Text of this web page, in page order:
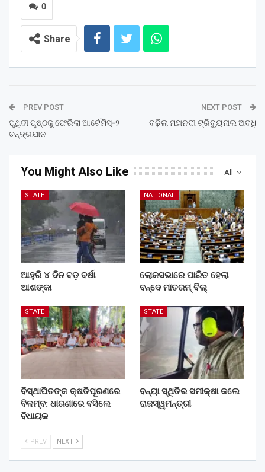
0
Share
PREV POST
ପୃଥିବୀ ପୃଷ୍ଠକୁ ଫେରିଲା ଆର୍ଟେମିସ୍-୨
ଚନ୍ଦ୍ରଯାନ
NEXT POST
ବଢ଼ିଲା ମହାନଦୀ ଟ୍ରିବ୍ୟୁନାଲ ଅବଧି
All
You Might Also Like
STATE
ଆହୁରି ୪ ଦିନ ବଡ଼ ବର୍ଷା
ଆଶଙ୍କା
NATIONAL
ଲୋକସଭାରେ ପାରିତ ହେଲା
ବନ୍ଦେ ମାତରମ୍‌ ବିଲ୍‌
STATE
ବିସ୍ଥାପିତଙ୍କ କ୍ଷତିପୂରଣରେ
ବିଳମ୍ବ: ଧାରଣାରେ ବସିଲେ
ବିଧାୟକ
STATE
ବନ୍ୟା ସ୍ଥିତିର ସମୀକ୍ଷା କଲେ
ରାଜସ୍ୱମନ୍ତ୍ରୀ
PREV NEXT